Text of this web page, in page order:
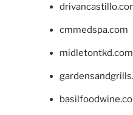
cmmedspa.com
midletontkd.com